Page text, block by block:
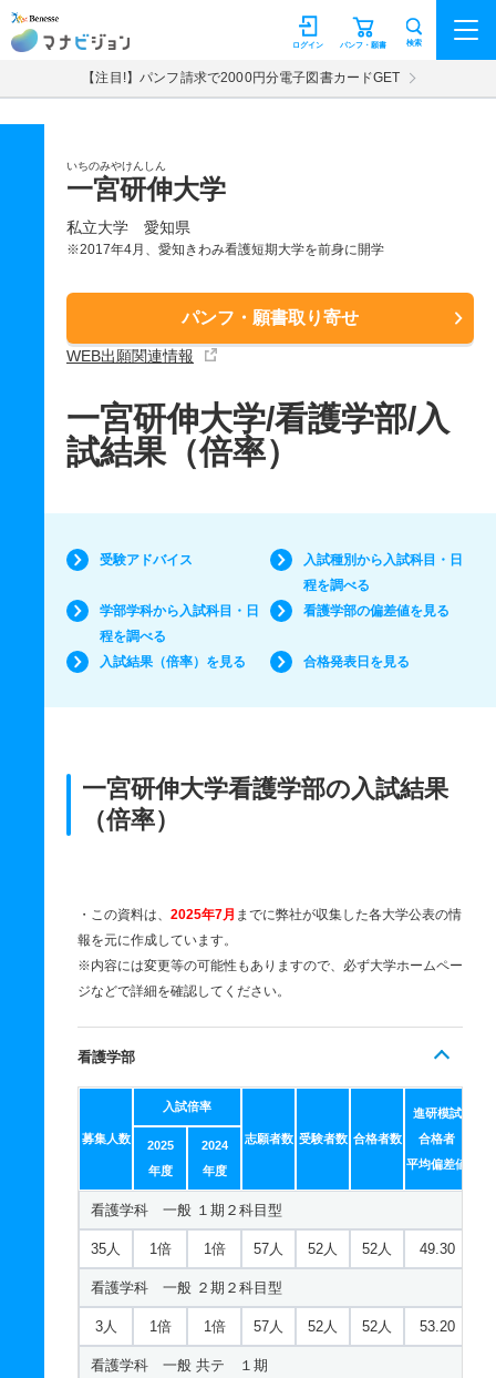
マナビジョン パンフ・願書
ログイン 検索
【注目!】パンフ請求で2000円分電子図書カードGET
いちのみやけんしん
一宮研伸大学
私立大学 愛知県
※2017年4月、愛知きわみ看護短期大学を前身に開学
パンフ・願書取り寄せ
WEB出願関連情報
一宮研伸大学/看護学部/入
試結果（倍率）
受験アドバイス
入試種別から入試科目・日
程を調べる
学部学科から入試科目・日
程を調べる
看護学部の偏差値を見る
入試結果（倍率）を見る 合格発表日を見る
一宮研伸大学看護学部の入試結果
（倍率）
・この資料は、 2025年7月 までに弊社が収集した各大学公表の情
報を元に作成しています。
※内容には変更等の可能性もありますので、必ず大学ホームペー
ジなどで詳細を確認してください。
看護学部
募集人数
入試倍率
志願者数 受験者数 合格者数
進研模試
合格者
平均偏差値
2025
年度
2024
年度
看護学科 一般 １期２科目型
35人 1倍 1倍 57人 52人 52人 49.30
看護学科 一般 ２期２科目型
3人 1倍 1倍 57人 52人 52人 53.20
看護学科 一般 共テ １期